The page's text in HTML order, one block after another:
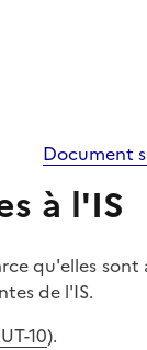
Document
à l'IS
qu'elles sont
de l'IS.
10).